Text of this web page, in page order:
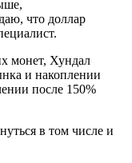
что доллар
монет, Хундал
и накоплении
после 150%
в том числе и